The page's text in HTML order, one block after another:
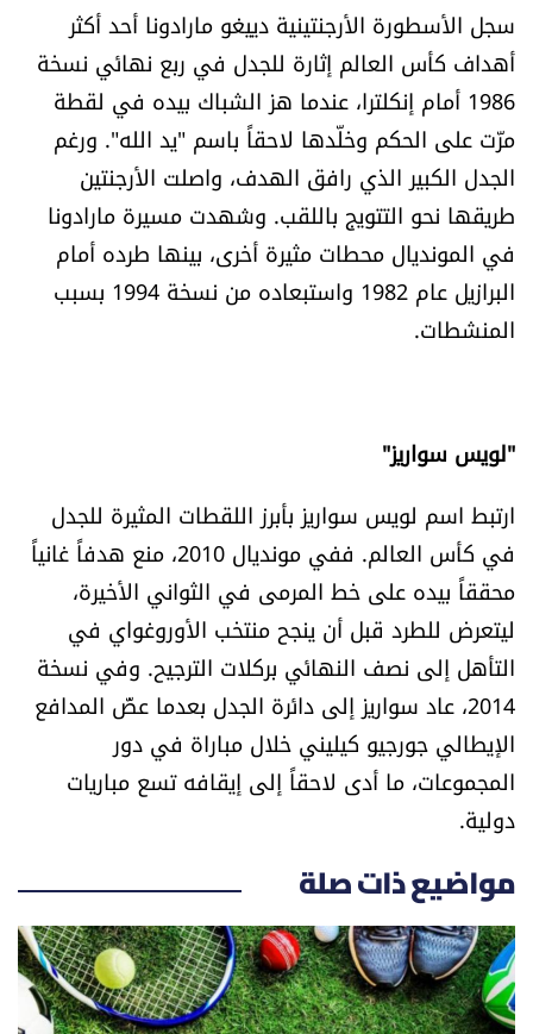
سجل الأسطورة الأرجنتينية دييغو مارادونا أحد أكثر
أهداف كأس العالم إثارة للجدل في ربع نهائي نسخة
1986 أمام إنكلترا، عندما هز الشباك بيده في لقطة
مرّت على الحكم وخلّدها لاحقاً باسم "يد الله". ورغم
الجدل الكبير الذي رافق الهدف، واصلت الأرجنتين
طريقها نحو التتويج باللقب. وشهدت مسيرة مارادونا
في المونديال محطات مثيرة أخرى، بينها طرده أمام
البرازيل عام 1982 واستبعاده من نسخة 1994 بسبب
المنشطات.
"لويس سواريز"
ارتبط اسم لويس سواريز بأبرز اللقطات المثيرة للجدل
في كأس العالم. ففي مونديال 2010، منع هدفاً غانياً
محققاً بيده على خط المرمى في الثواني الأخيرة،
ليتعرض للطرد قبل أن ينجح منتخب الأوروغواي في
التأهل إلى نصف النهائي بركلات الترجيح. وفي نسخة
2014، عاد سواريز إلى دائرة الجدل بعدما عضّ المدافع
الإيطالي جورجيو كيليني خلال مباراة في دور
المجموعات، ما أدى لاحقاً إلى إيقافه تسع مباريات
دولية.
مواضيع ذات صلة